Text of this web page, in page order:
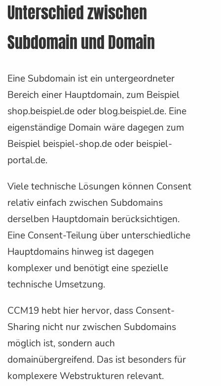
Unterschied zwischen
Subdomain und Domain
Eine Subdomain ist ein untergeordneter
Bereich einer Hauptdomain, zum Beispiel
shop.beispiel.de oder blog.beispiel.de. Eine
eigenständige Domain wäre dagegen zum
Beispiel beispiel-shop.de oder beispiel-
portal.de.
Viele technische Lösungen können Consent
relativ einfach zwischen Subdomains
derselben Hauptdomain berücksichtigen.
Eine Consent-Teilung über unterschiedliche
Hauptdomains hinweg ist dagegen
komplexer und benötigt eine spezielle
technische Umsetzung.
CCM19 hebt hier hervor, dass Consent-
Sharing nicht nur zwischen Subdomains
möglich ist, sondern auch
domainübergreifend. Das ist besonders für
komplexere Webstrukturen relevant.